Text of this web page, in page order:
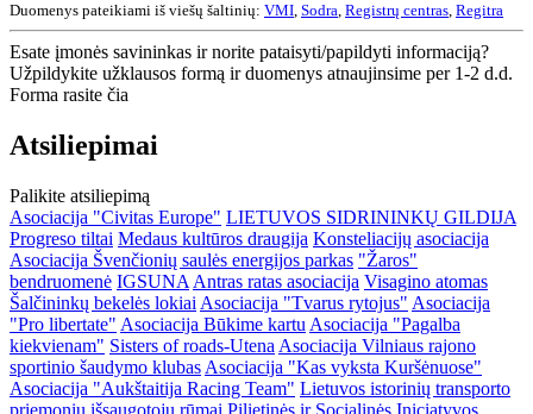
Duomenys pateikiami iš viešų šaltinių: VMI Sodra Registrų centras Regitra
Esate įmonės savininkas ir norite pataisyti/papildyti informaciją?
Užpildykite užklausos formą ir duomenys atnaujinsime per 1-2 d.d.
Forma rasite čia
Atsiliepimai
Palikite atsiliepimą
Asociacija "Civitas Europe" LIETUVOS SIDRININKŲ GILDIJA
Progreso tiltai Medaus kultūros draugija Konsteliacijų asociacija
Asociacija Švenčionių saulės energijos parkas "Žaros"
bendruomenė IGSUNA Antras ratas asociacija Visagino atomas
Šalčininkų bekelės lokiai Asociacija "Tvarus rytojus" Asociacija
"Pro libertate" Asociacija Būkime kartu Asociacija "Pagalba
kiekvienam" Sisters of roads-Utena Asociacija Vilniaus rajono
sportinio šaudymo klubas Asociacija "Kas vyksta Kuršėnuose"
Asociacija "Aukštaitija Racing Team" Lietuvos istorinių transporto
priemonių išsaugotojų rūmai Pilietinės ir Socialinės Iniciatyvos